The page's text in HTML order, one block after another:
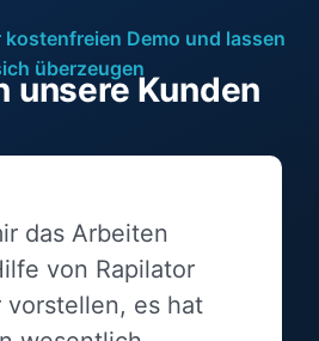
kostenfreien Demo und lassen
überzeugen
unsere Kunden
das Arbeiten
von Rapilator
vorstellen, es hat